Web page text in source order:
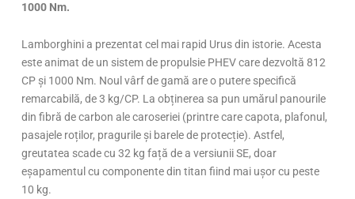
1000 Nm.
Lamborghini a prezentat cel mai rapid Urus din istorie. Acesta
este animat de un sistem de propulsie PHEV care dezvoltă 812
CP și 1000 Nm. Noul vârf de gamă are o putere specifică
remarcabilă, de 3 kg/CP. La obținerea sa pun umărul panourile
din fibră de carbon ale caroseriei (printre care capota, plafonul,
pasajele roților, pragurile și barele de protecție). Astfel,
greutatea scade cu 32 kg față de a versiunii SE, doar
eșapamentul cu componente din titan fiind mai ușor cu peste
10 kg.